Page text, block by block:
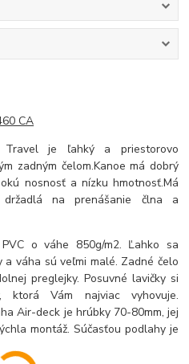
CA
Travel je ľahký a priestorovo
zadným čelom.Kanoe má dobrý
nosnosť a nízku hmotnosť.Má
držadlá na prenášanie člna a
o váhe 850g/m2. Ľahko sa
váha sú veľmi malé. Zadné čelo
preglejky. Posuvné lavičky si
ktorá Vám najviac vyhovuje.
Air-deck je hrúbky 70-80mm, jej
montáž. Súčasťou podlahy je